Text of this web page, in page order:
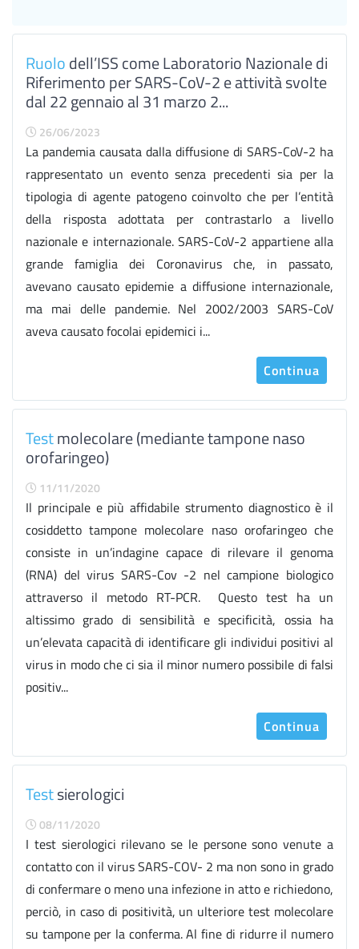
Ruolodell’ISS come Laboratorio Nazionale di
Riferimento per SARS-CoV-2 e attività svolte
dal 22 gennaio al 31 marzo 2...
26/06/2023
La pandemia causata dalla diffusione di SARS-CoV-2 ha
rappresentato un evento senza precedenti sia per la
tipologia di agente patogeno coinvolto che per l’entità
della risposta adottata per contrastarlo a livello
nazionale e internazionale. SARS-CoV-2 appartiene alla
grande famiglia dei Coronavirus che, in passato,
avevano causato epidemie a diffusione internazionale,
ma mai delle pandemie. Nel 2002/2003 SARS-CoV
aveva causato focolai epidemici i...
Continua
Testmolecolare (mediante tampone naso
orofaringeo)
11/11/2020
Il principale e più affidabile strumento diagnostico è il
cosiddetto tampone molecolare naso orofaringeo che
consiste in un’indagine capace di rilevare il genoma
(RNA) del virus SARS-Cov -2 nel campione biologico
attraverso il metodo RT-PCR. Questo test ha un
altissimo grado di sensibilità e specificità, ossia ha
un’elevata capacità di identificare gli individui positivi al
virus in modo che ci sia il minor numero possibile di falsi
positiv...
Continua
Testsierologici
08/11/2020
I test sierologici rilevano se le persone sono venute a
contatto con il virus SARS-COV- 2 ma non sono in grado
di confermare o meno una infezione in atto e richiedono,
perciò, in caso di positività, un ulteriore test molecolare
su tampone per la conferma. Al fine di ridurre il numero